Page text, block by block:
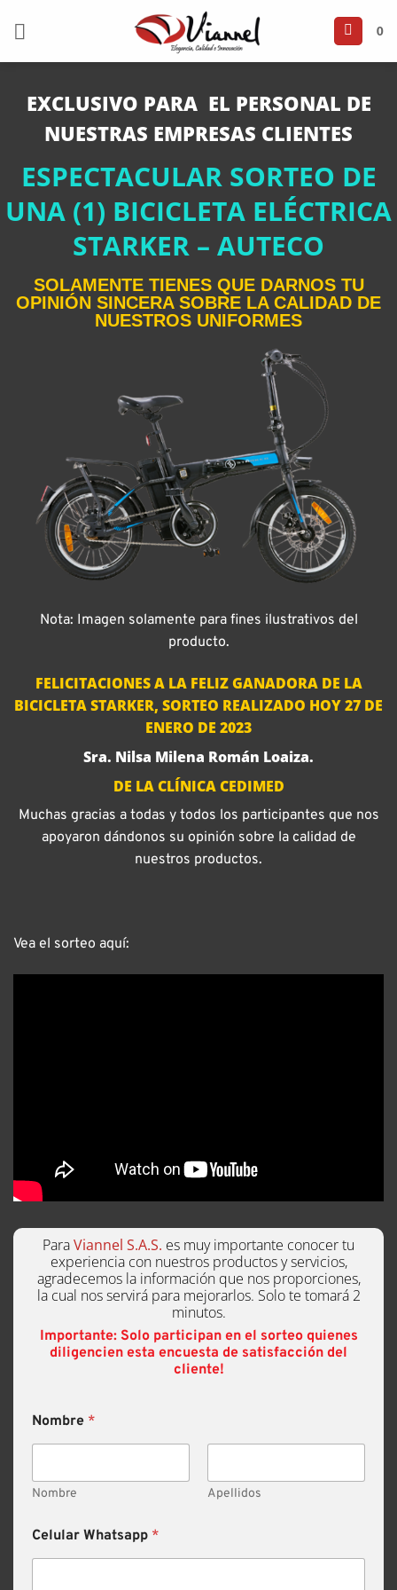
0
EXCLUSIVO PARA EL PERSONAL DE
NUESTRAS EMPRESAS CLIENTES
ESPECTACULAR SORTEO DE
UNA (1) BICICLETA ELÉCTRICA
STARKER – AUTECO
SOLAMENTE TIENES QUE DARNOS TU
OPINIÓN SINCERA SOBRE LA CALIDAD DE
NUESTROS UNIFORMES
Nota: Imagen solamente para fines ilustrativos del
producto.
FELICITACIONES A LA FELIZ GANADORA DE LA
BICICLETA STARKER, SORTEO REALIZADO HOY 27 DE
ENERO DE 2023
Sra. Nilsa Milena Román Loaiza.
DE LA CLÍNICA CEDIMED
Muchas gracias a todas y todos los participantes que nos
apoyaron dándonos su opinión sobre la calidad de
nuestros productos.
Vea el sorteo aquí:
ParaViannel S.A.S. es muy importante conocer tu
experiencia con nuestros productos y servicios,
agradecemos la información que nos proporciones,
la cual nos servirá para mejorarlos. Solo te tomará 2
minutos.
Importante: Solo participan en el sorteo quienes
diligencien esta encuesta de satisfacción del
cliente!
Nombre *
Nombre Apellidos
Celular Whatsapp *